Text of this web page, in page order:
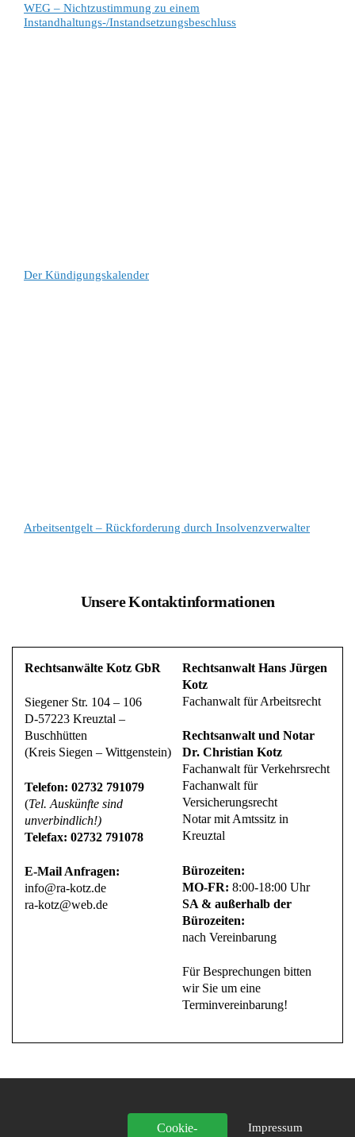
WEG – Nichtzustimmung zu einem
Instandhaltungs-/Instandsetzungsbeschluss
Der Kündigungskalender
Arbeitsentgelt – Rückforderung durch Insolvenzverwalter
Unsere Kontaktinformationen
Rechtsanwälte Kotz GbR
Siegener Str. 104 – 106
D-57223 Kreuztal –
Buschhütten
(Kreis Siegen – Wittgenstein)
Telefon: 02732 791079
(Tel. Auskünfte sind
unverbindlich!)
Telefax: 02732 791078
E-Mail Anfragen:
info@ra-kotz.de
ra-kotz@web.de
Rechtsanwalt Hans Jürgen
Kotz
Fachanwalt für Arbeitsrecht
Rechtsanwalt und Notar
Dr. Christian Kotz
Fachanwalt für Verkehrsrecht
Fachanwalt für
Versicherungsrecht
Notar mit Amtssitz in
Kreuztal
Bürozeiten:
MO-FR:8:00-18:00 Uhr
SA & außerhalb der
Bürozeiten:
nach Vereinbarung
Für Besprechungen bitten
wir Sie um eine
Terminvereinbarung!
Cookie- Impressum